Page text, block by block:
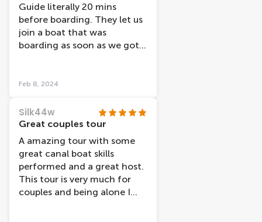
Guide literally 20 mins
before boarding. They let us
join a boat that was
boarding as soon as we got
weren’t so busy. We took a
Maybe evening cruises would
be better in warmer months
with open boats. The boat
was modern, clean and
warm and no condensation
at all during any part of our
cruise. The headphones were
included and the audio
Feb 8, 2024
Silk44w
Great couples tour
A amazing tour with some
great canal boat skills
performed and a great host.
This tour is very much for
couples and being alone I